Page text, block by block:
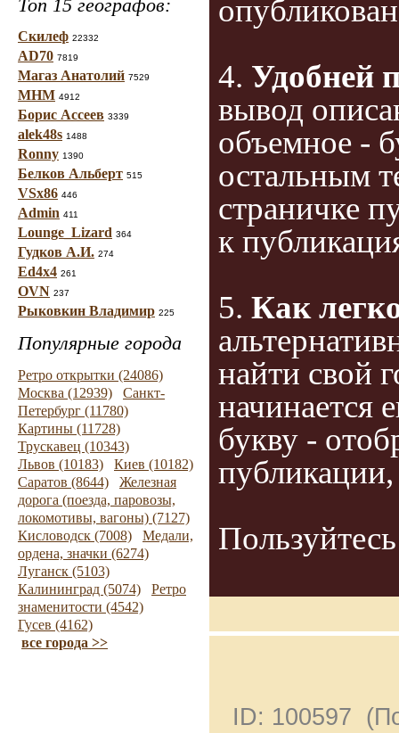
Топ 15 географов:
Скилеф 22332
AD70 7819
Магаз Анатолий 7529
МНМ 4912
Борис Ассеев 3339
alek48s 1488
Ronny 1390
Белков Альберт 515
VSx86 446
Admin 411
Lounge_Lizard 364
Гудков А.И. 274
Ed4x4 261
OVN 237
Рыковкин Владимир 225
Популярные города
Ретро открытки (24086)
Москва (12939)
Санкт-
Петербург (11780)
Картины (11728)
Трускавец (10343)
Львов (10183)
Киев (10182)
Саратов (8644)
Железная
дорога (поезда, паровозы,
локомотивы, вагоны) (7127)
Кисловодск (7008)
Медали,
ордена, значки (6274)
Луганск (5103)
Калининград (5074)
Ретро
знаменитости (4542)
Гусев (4162)
все города >>
4. Удобней
вывод
объемное -
остальным
страничке
к
5. Как
найти свой
начинается
букву -
ID: 100597